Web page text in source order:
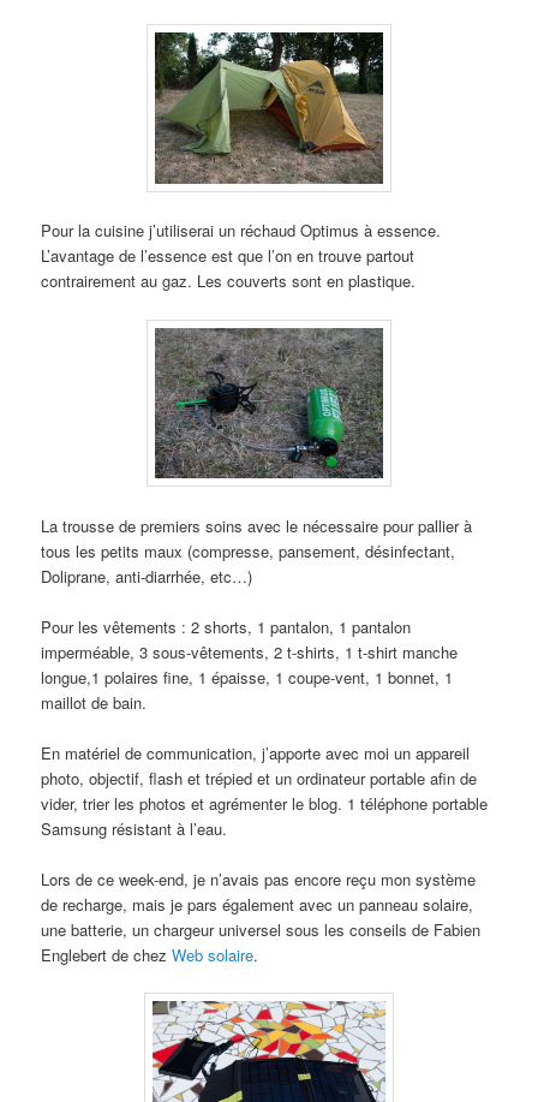
Pour la cuisine j’utiliserai un réchaud Optimus à essence.
L’avantage de l’essence est que l’on en trouve partout
contrairement au gaz. Les couverts sont en plastique.
La trousse de premiers soins avec le nécessaire pour pallier à
tous les petits maux (compresse, pansement, désinfectant,
Doliprane, anti-diarrhée, etc…)
Pour les vêtements : 2 shorts, 1 pantalon, 1 pantalon
imperméable, 3 sous-vêtements, 2 t-shirts, 1 t-shirt manche
longue,1 polaires fine, 1 épaisse, 1 coupe-vent, 1 bonnet, 1
maillot de bain.
En matériel de communication, j’apporte avec moi un appareil
photo, objectif, flash et trépied et un ordinateur portable afin de
vider, trier les photos et agrémenter le blog. 1 téléphone portable
Samsung résistant à l’eau.
Lors de ce week-end, je n’avais pas encore reçu mon système
de recharge, mais je pars également avec un panneau solaire,
une batterie, un chargeur universel sous les conseils de Fabien
Englebert de chezWeb solaire.